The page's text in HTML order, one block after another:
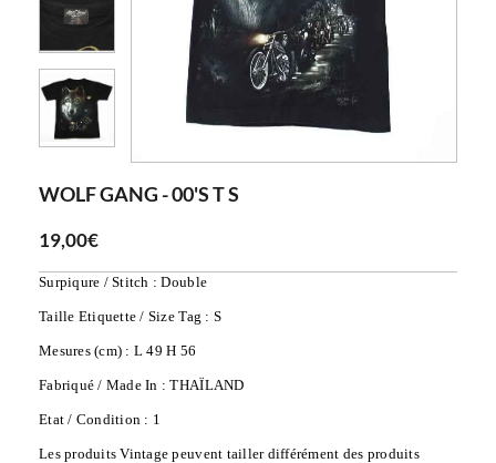
WOLF GANG - 00'S T S
19,00€
Surpiqure / Stitch : Double
Taille Etiquette / Size Tag : S
Mesures (cm) : L 49 H 56
Fabriqué / Made In : THAÏLAND
Etat / Condition : 1
Les produits Vintage peuvent tailler différément des produits